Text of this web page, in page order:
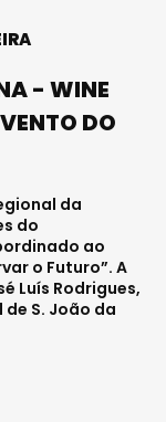
- WINE
DO
da
do
ao
o Futuro”. A
Luís Rodrigues,
S. João da